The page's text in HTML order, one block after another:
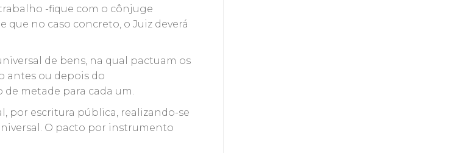
-fique com o cônjuge
no caso concreto, o Juiz deverá
de bens, na qual pactuam os
antes ou depois do
metade para cada um.
por escritura pública, realizando-se
O pacto por instrumento